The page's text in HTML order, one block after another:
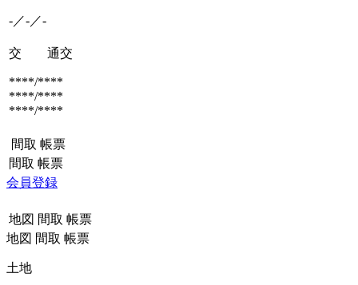
-／-／-
交 通交
****/****
****/****
****/****
間取 帳票
間取 帳票
会員登録
地図 間取 帳票
地図 間取 帳票
土地